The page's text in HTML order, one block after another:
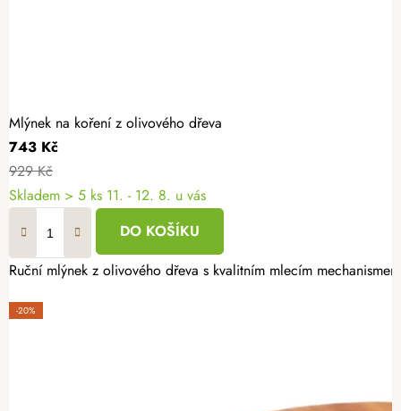
Mlýnek na koření z olivového dřeva
743 Kč
929 Kč
Skladem > 5 ks 11. - 12. 8. u vás
DO KOŠÍKU
Ruční mlýnek z olivového dřeva s kvalitním mlecím
-20%